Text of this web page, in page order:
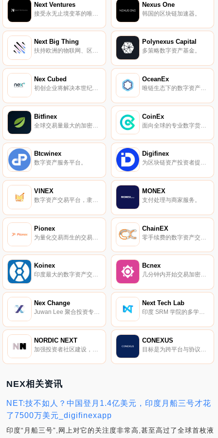
Next Ventures Nexus One
韩国的区块链加速器。
Next Big Thing
扶持欧洲的物联网、区块链创业项目。
Polynexus Capital
多策略数字资产基金。
Nex Cubed
初创企业将解决本世纪最大的挑战，并奉献自己的生命。
OceanEx
唯链生态下的数字资产交易和投资平台。
Bitfinex
全球交易量最大的加密货币交易所之一。
CoinEx
Btcwinex
数字资产服务平台。
Digifinex
为区块链资产投资者提供便捷、放心、安全的投资渠道。
VINEX
数字资产交易平台，隶属于 Midas 生态。
MONEX
支付处理与商家服务。
Pionex ChainEX
Koinex
印度最大的数字资产交易平台。
Bcnex
几分钟内开始交易加密货币。
Nex Change
Juwan Lee 聚合投资专业经验丰富的金融、科技、媒体专家团队。
Next Tech Lab
印度 SRM 学院的多学科研究实验室。
NORDIC NEXT CONEXUS
NEX相关资讯
NET:技不如人？中国登月1.4亿美元，印度月船三号才花
了7500万美元_digifinexapp
印度“月船三号”,网上对它的关注度非常高,甚至高过了全球首枚液